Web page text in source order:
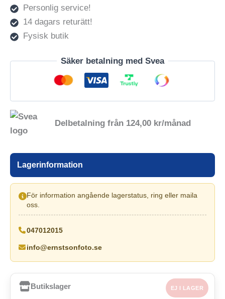
Personlig service!
14 dagars returätt!
Fysisk butik
Säker betalning med Svea
Delbetalning från 124,00 kr/månad
Lagerinformation
För information angående lagerstatus, ring eller maila
oss.
047012015
info@ernstsonfoto.se
Butikslager EJ I LAGER